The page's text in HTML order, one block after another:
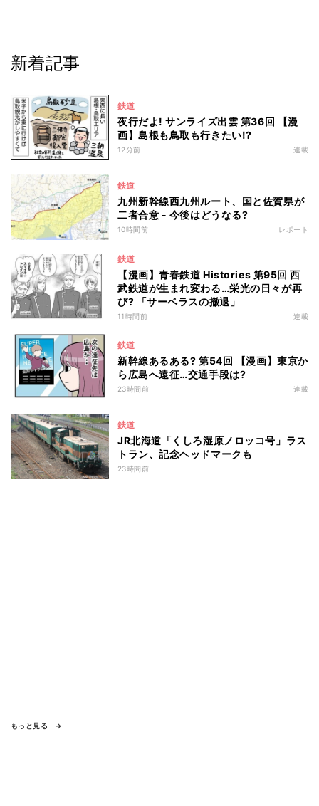
新着記事
鉄道
夜行だよ! サンライズ出雲 第36回 【漫
画】島根も鳥取も行きたい!?
12分前 連載
鉄道
九州新幹線西九州ルート、国と佐賀県が
二者合意 - 今後はどうなる?
10時間前 レポート
鉄道
【漫画】青春鉄道 Histories 第95回 西
武鉄道が生まれ変わる…栄光の日々が再
び? 「サーベラスの撤退」
11時間前 連載
鉄道
新幹線あるある? 第54回 【漫画】東京か
ら広島へ遠征…交通手段は?
23時間前 連載
鉄道
JR北海道「くしろ湿原ノロッコ号」ラス
トラン、記念ヘッドマークも
23時間前
もっと見る